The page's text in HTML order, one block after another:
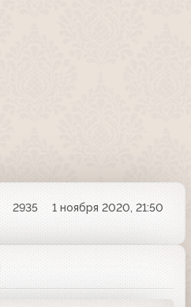
2935
1 ноября 2020, 21:50